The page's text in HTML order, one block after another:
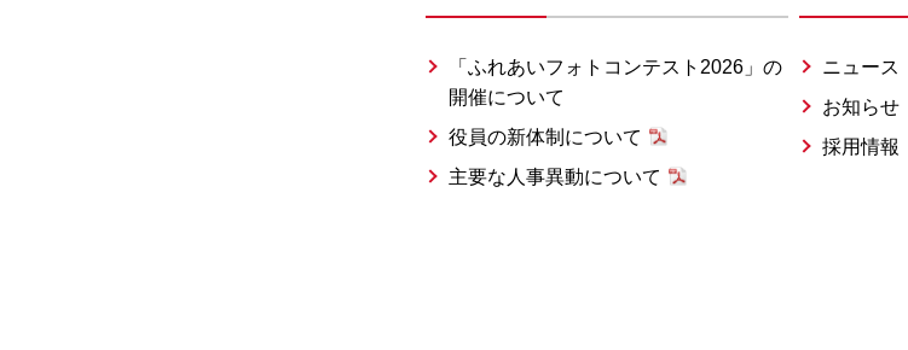
コンプライアンス
環境への取り組み
「ふれあいフォトコンテスト2026」の
開催について
役員の新体制について
主要な人事異動について
ニュース
お知らせ
採用情報